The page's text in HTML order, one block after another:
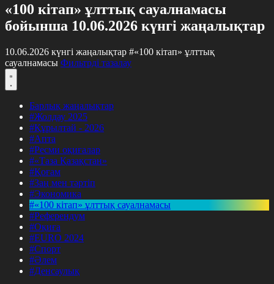
«100 кітап» ұлттық сауалнамасы
бойынша 10.06.2026 күнгі жаңалықтар
10.06.2026 күнгі жаңалықтар #«100 кітап» ұлттық
сауалнамасы Фильтрді тазалау
Барлық жаңалықтар
#Жолдау 2025
#Құрылтай - 2026
#Апта
#Ресми оқиғалар
#«Таза Қазақстан»
#Қоғам
#Заң мен тәртіп
#Экономика
#«100 кітап» ұлттық сауалнамасы
#Референдум
#Оқиға
#EURO 2024
#Спорт
#Әлем
#Денсаулық